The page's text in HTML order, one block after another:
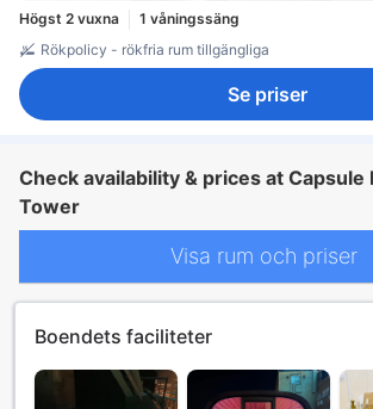
Högst 2 vuxna
1 våningssäng
Rökpolicy - rökfria rum tillgängliga
Se priser
Check availability & prices at Capsule
Tower
Visa rum och priser
Boendets faciliteter